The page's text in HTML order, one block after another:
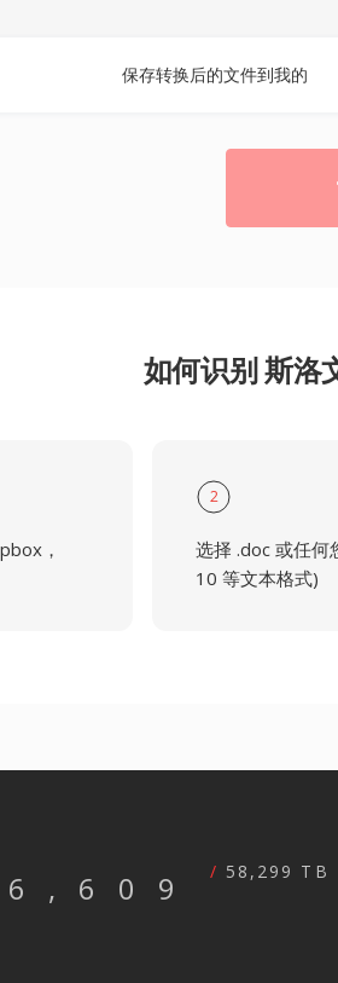
保存转换后的文件到我的
如何识别 斯洛
，
2
选择 .doc 或任何
10 等文本格式)
58,299 TB